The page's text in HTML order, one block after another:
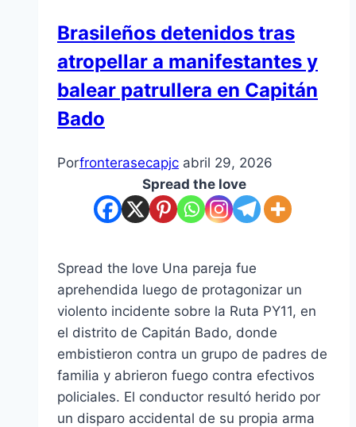
Brasileños detenidos tras
atropellar a manifestantes y
balear patrullera en Capitán
Bado
Porfronterasecapjc abril 29, 2026
Spread the love
Spread the love Una pareja fue
aprehendida luego de protagonizar un
violento incidente sobre la Ruta PY11, en
el distrito de Capitán Bado, donde
embistieron contra un grupo de padres de
familia y abrieron fuego contra efectivos
policiales. El conductor resultó herido por
un disparo accidental de su propia arma